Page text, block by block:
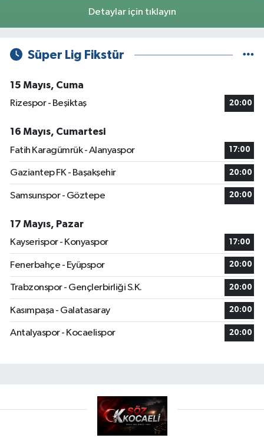
Detaylar için tıklayın
Süper Lig Fikstür
15 Mayıs, Cuma
Rizespor - Beşiktaş
20:00
16 Mayıs, Cumartesi
Fatih Karagümrük - Alanyaspor
17:00
Gaziantep FK - Başakşehir 20:00
Samsunspor - Göztepe 20:00
17 Mayıs, Pazar
Kayserispor - Konyaspor
17:00
Fenerbahçe - Eyüpspor 20:00
Trabzonspor - Gençlerbirliği S.K. 20:00
Kasımpaşa - Galatasaray 20:00
Antalyaspor - Kocaelispor 20:00